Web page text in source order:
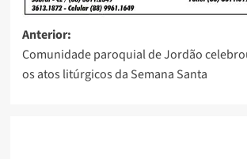
Anterior:
Comunidade paroquial de Jordão
os atos litúrgicos da Semana Santa